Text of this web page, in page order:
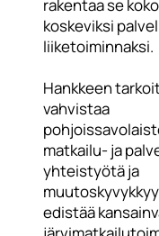
rakentaa se
koskeviksi
liiketoiminnaksi.
Hankkeen
vahvistaa
matkailu- ja
yhteistyötä ja
edistää